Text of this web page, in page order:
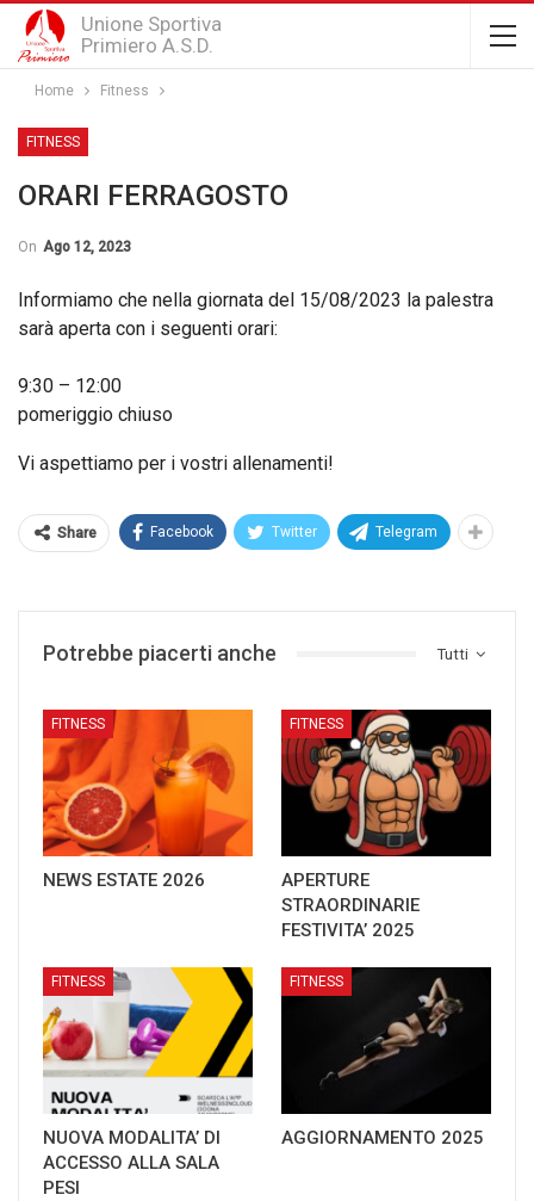
Unione Sportiva
Primiero A.S.D.
Home Fitness
FITNESS
ORARI FERRAGOSTO
On Ago 12, 2023
Informiamo che nella giornata del 15/08/2023 la palestra
sarà aperta con i seguenti orari:
9:30 – 12:00
pomeriggio chiuso
Vi aspettiamo per i vostri allenamenti!
Share Facebook Twitter Telegram
Tutti
Potrebbe piacerti anche
FITNESS
NEWS ESTATE 2026
FITNESS
APERTURE
STRAORDINARIE
FESTIVITA’ 2025
FITNESS
NUOVA MODALITA’ DI
ACCESSO ALLA SALA
PESI
FITNESS
AGGIORNAMENTO 2025